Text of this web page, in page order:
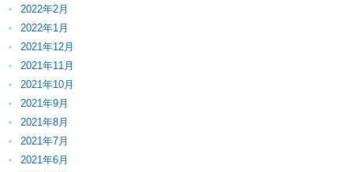
2022年2月
2022年1月
2021年12月
2021年11月
2021年10月
2021年9月
2021年8月
2021年7月
2021年6月